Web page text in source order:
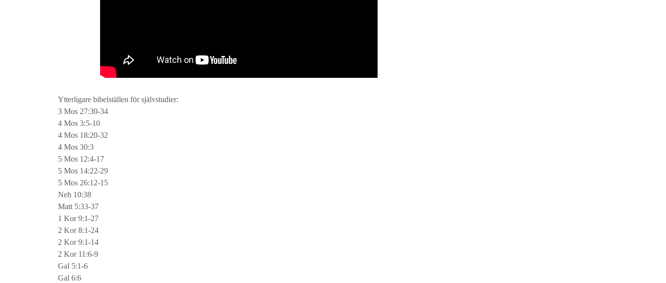
Ytterligare bibelställen för självstudier:
3 Mos 27:30-34
4 Mos 3:5-10
4 Mos 18:20-32
4 Mos 30:3
5 Mos 12:4-17
5 Mos 14:22-29
5 Mos 26:12-15
Neh 10:38
Matt 5:33-37
1 Kor 9:1-27
2 Kor 8:1-24
2 Kor 9:1-14
2 Kor 11:6-9
Gal 5:1-6
Gal 6:6